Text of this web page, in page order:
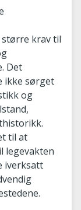
krav til
Det
ikke sørget
og
til at
legevakten
iverksatt